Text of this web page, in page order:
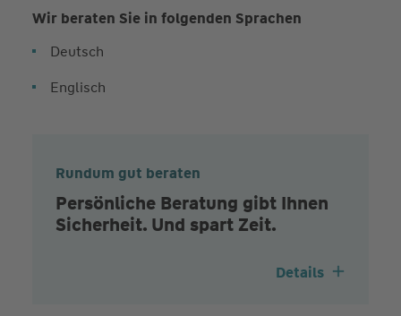
Wir beraten Sie in folgenden Sprachen
Deutsch
Englisch
Rundum gut beraten
Persönliche Beratung gibt Ihnen
Sicherheit. Und spart Zeit.
Details